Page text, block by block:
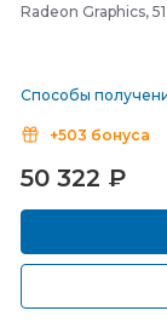
Radeon Graphics,
Способы
+503 бонуса
50 322 ₽